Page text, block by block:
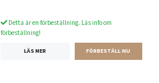
Detta är en förbeställning. Läs info om
förbeställning!
LÄS MER